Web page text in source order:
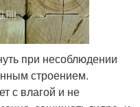
при несоблюдении
строением.
с влагой и не